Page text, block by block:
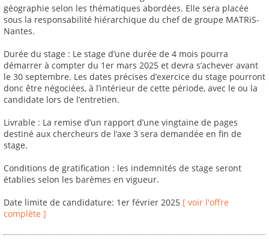
géographie selon les thématiques abordées. Elle sera placée
sous la responsabilité hiérarchique du chef de groupe MATRiS-
Nantes.
Durée du stage : Le stage d’une durée de 4 mois pourra
démarrer à compter du 1er mars 2025 et devra s’achever avant
le 30 septembre. Les dates précises d’exercice du stage pourront
donc être négociées, à l’intérieur de cette période, avec le ou la
candidate lors de l’entretien.
Livrable : La remise d’un rapport d’une vingtaine de pages
destiné aux chercheurs de l’axe 3 sera demandée en fin de
stage.
Conditions de gratification : les indemnités de stage seront
établies selon les barèmes en vigueur.
Date limite de candidature: 1er février 2025 [ voir l'offre
complète ]